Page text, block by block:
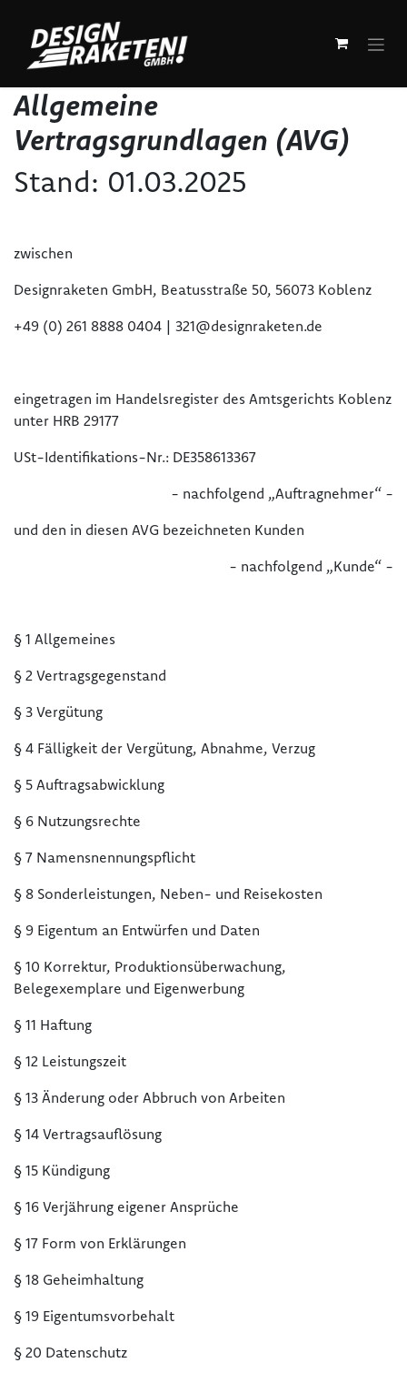
Allgemeine
Vertragsgrundlagen (AVG)
Stand: 01.03.2025
zwischen
Designraketen GmbH, Beatusstraße 50, 56073 Koblenz
+49 (0) 261 8888 0404 | 321@designraketen.de
eingetragen im Handelsregister des Amtsgerichts Koblenz
unter HRB 29177
USt-Identifikations-Nr.: DE358613367
- nachfolgend „Auftragnehmer“ -
und den in diesen AVG bezeichneten Kunden
- nachfolgend „Kunde“ -
§ 1 Allgemeines
§ 2 Vertragsgegenstand
§ 3 Vergütung
§ 4 Fälligkeit der Vergütung, Abnahme, Verzug
§ 5 Auftragsabwicklung
§ 6 Nutzungsrechte
§ 7 Namensnennungspflicht
§ 8 Sonderleistungen, Neben- und Reisekosten
§ 9 Eigentum an Entwürfen und Daten
§ 10 Korrektur, Produktionsüberwachung,
Belegexemplare und Eigenwerbung
§ 11 Haftung
§ 12 Leistungszeit
§ 13 Änderung oder Abbruch von Arbeiten
§ 14 Vertragsauflösung
§ 15 Kündigung
§ 16 Verjährung eigener Ansprüche
§ 17 Form von Erklärungen
§ 18 Geheimhaltung
§ 19 Eigentumsvorbehalt
§ 20 Datenschutz